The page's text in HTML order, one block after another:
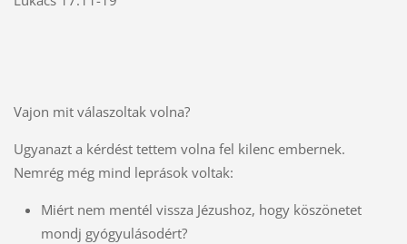
Vajon mit válaszoltak volna?
Ugyanazt a kérdést tettem volna fel kilenc embernek.
Nemrég még mind leprások voltak:
Miért nem mentél vissza Jézushoz, hogy köszönetet
mondj gyógyulásodért?